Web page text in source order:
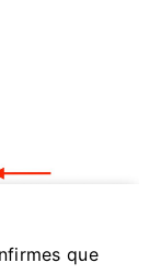
que